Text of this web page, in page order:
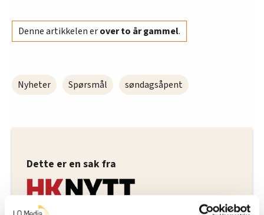
Denne artikkelen erover to år gammel.
Nyheter Spørsmål søndagsåpent
Dette er en sak fra